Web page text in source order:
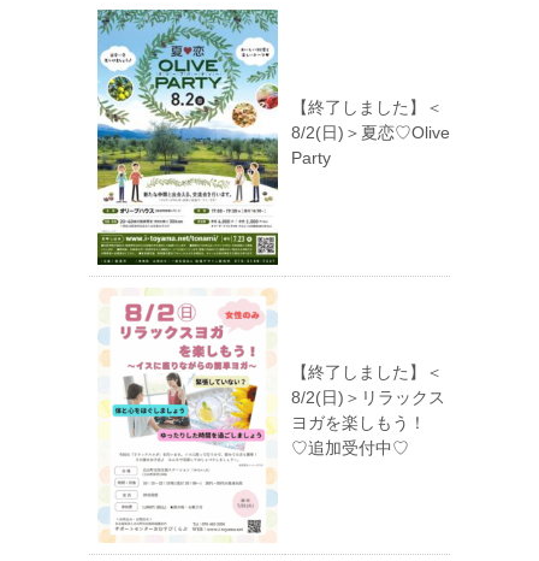
【終了しました】＜
8/2(日)＞夏恋♡Olive
Party
【終了しました】＜
8/2(日)＞リラックス
ヨガを楽しもう！
♡追加受付中♡